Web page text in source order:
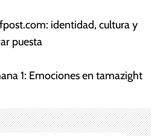
identidad, cultura y
puesta
1: Emociones en tamazight